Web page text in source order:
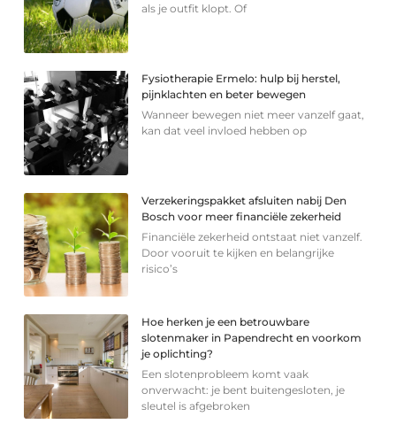
als je outfit klopt. Of
Fysiotherapie Ermelo: hulp bij herstel,
pijnklachten en beter bewegen
Wanneer bewegen niet meer vanzelf gaat,
kan dat veel invloed hebben op
Verzekeringspakket afsluiten nabij Den
Bosch voor meer financiële zekerheid
Financiële zekerheid ontstaat niet vanzelf.
Door vooruit te kijken en belangrijke
risico’s
Hoe herken je een betrouwbare
slotenmaker in Papendrecht en voorkom
je oplichting?
Een slotenprobleem komt vaak
onverwacht: je bent buitengesloten, je
sleutel is afgebroken